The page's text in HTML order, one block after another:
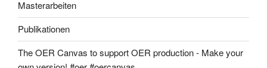
Masterarbeiten
Publikationen
The OER Canvas to support OER production - Make your